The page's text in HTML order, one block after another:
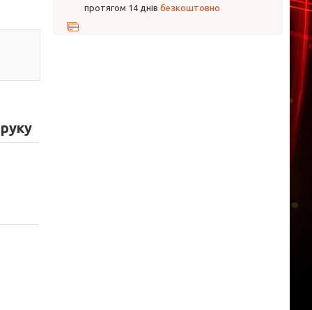
протягом 14 днів безкоштовно